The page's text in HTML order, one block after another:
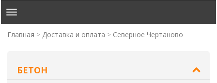
Главная Доставка и оплата Северное Чертаново
БЕТОН